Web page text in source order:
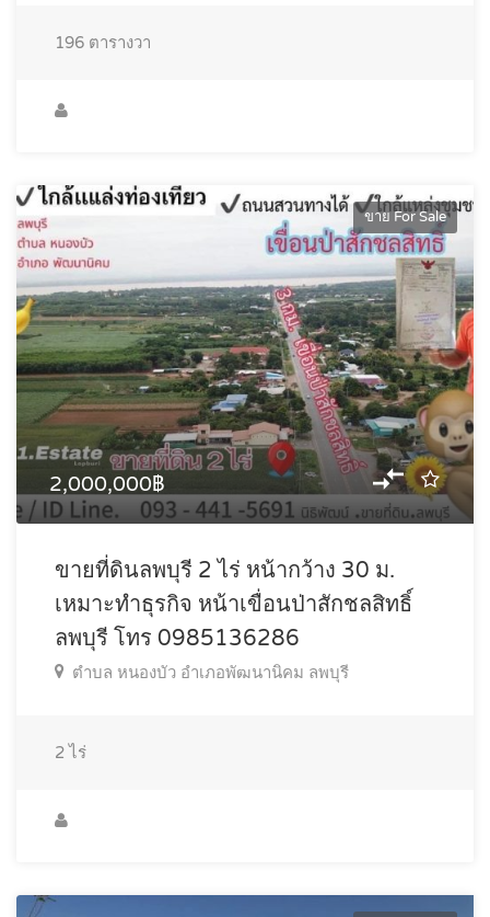
196 ตารางวา
ขาย For Sale
2,000,000฿
ขายที่ดินลพบุรี 2 ไร่ หน้ากว้าง 30 ม.
เหมาะทำธุรกิจ หน้าเขื่อนป่าสักชลสิทธิ์
ลพบุรี โทร 0985136286
ตำบล หนองบัว อำเภอพัฒนานิคม ลพบุรี
2ไร่